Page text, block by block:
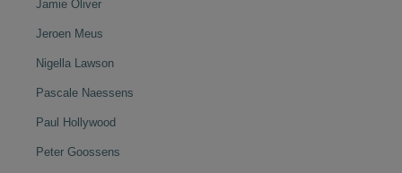
Jamie Oliver
Jeroen Meus
Nigella Lawson
Pascale Naessens
Paul Hollywood
Peter Goossens